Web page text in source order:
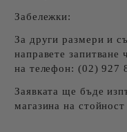
Забележки:
За други размери и
направете запитване
на телефон: (02) 927
Заявката ще бъде
магазина на